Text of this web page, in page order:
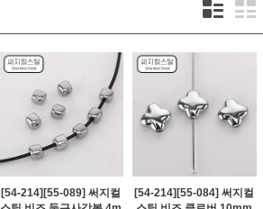
[54-214][55-089] 써지컬
[54-214][55-084] 써지컬